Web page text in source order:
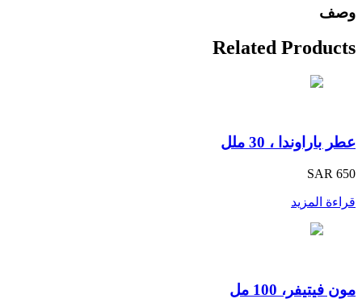
وصف
Related Products
عطر باراوندا ، 30 ملل
SAR 650
قراءة المزيد
مون فيتيفر، 100 مل